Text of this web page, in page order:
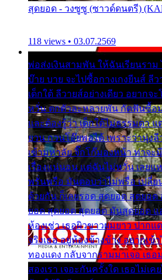
สุดยอด - วงซูซู (ซาวด์ดนตรี)
118 views • 03.07.2569
พ่อส่งเงินสามพัน ให้ฉันเรียนรา
บ๊าย บาย จะไปซื้อกางเกงยีนส์ ลีว
เด็กใต้ ลีวายส์อย่างเดียว อยากจ
หวั่น ตกตัวละหลายพัน กัดฟันซื้อม
และต้องรู้ว่า เด็กใต้ไม่ธรรมดา แ
ยวน กวนโอ๊ยพอได้ เพราะว่านุ่ง
เข้ามหาลัย จิ๊กโก๊มองหน้า ท่าจะ
เรื่องแน่นอน แต่ฉันไม่หวั่น เลยแ
พรั่นพรือ มันตอบว่าไม่พรื่อ เปลี่ย
ด้วยกัน ก็เลยรอด สุดยอด สุดยอ
ยอด สุดยอด สุดยอด มันสุดยอด
ห้องเช่า เธอผิวขาวผมยาว ปากแ
จริงเธอ อยู่ห้องข้างข้าง อยากเข้
ทองแดง กลับจากรามมาเจอ เธ
สองเรา เจอะกันครั้งใด เธอไม่เ